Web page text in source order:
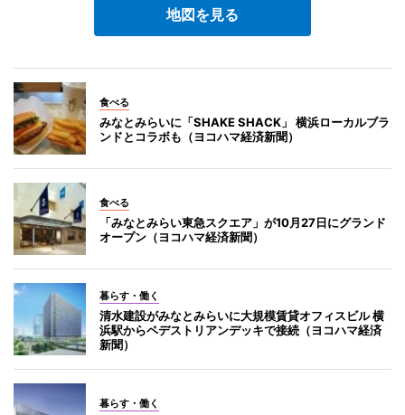
地図を見る
食べる
みなとみらいに「SHAKE SHACK」 横浜ローカルブラ
ンドとコラボも（ヨコハマ経済新聞）
食べる
「みなとみらい東急スクエア」が10月27日にグランド
オープン（ヨコハマ経済新聞）
暮らす・働く
清水建設がみなとみらいに大規模賃貸オフィスビル 横
浜駅からペデストリアンデッキで接続（ヨコハマ経済
新聞）
暮らす・働く